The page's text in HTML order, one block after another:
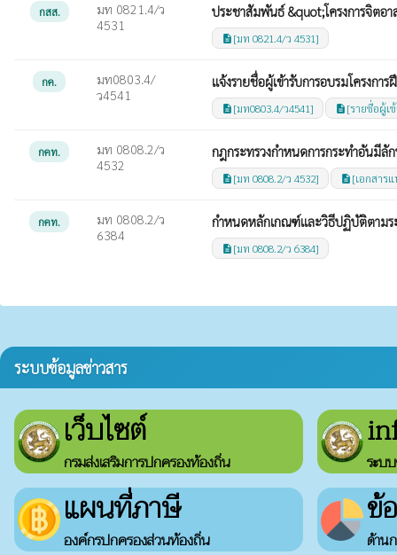
กสส.
มท 0821.4/ว
4531
ประชาสัมพันธ์ &quot;โครงการจิตอ
description [มท 0821.4/ว 4531]
กค.
มท0803.4/
ว4541
แจ้งรายชื่อผู้เข้ารับการอบรมโครงก
description [มท0803.4/ว4541] description [รายชื่อผู้เ
กคท.
มท 0808.2/ว
4532
กฎกระทรวงกำหนดการกระทำอันมีลั
description [มท 0808.2/ว 4532] description [เอกสาร
กคท.
มท 0808.2/ว
6384
กำหนดหลักเกณฑ์และวิธีปฏิบัติตามร
description [มท 0808.2/ว 6384]
ระบบข้อมูลข่าวสาร
เว็บไซต์
กรมส่งเสริมการปกครองท้องถิ่น ระบ
แผนที่ภาษี
องค์กรปกครองส่วนท้องถิ่น
ข้
ด้าน